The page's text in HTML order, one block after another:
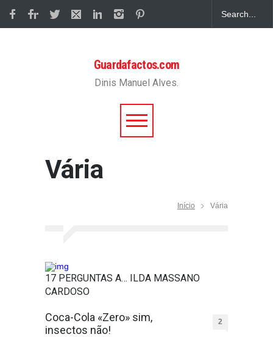
Guardafactos.com
Dinis Manuel Alves.
Vária
Início Vária
17 PERGUNTAS A… ILDA MASSANO
CARDOSO
Coca-Cola «Zero» sim,
insectos não!
2